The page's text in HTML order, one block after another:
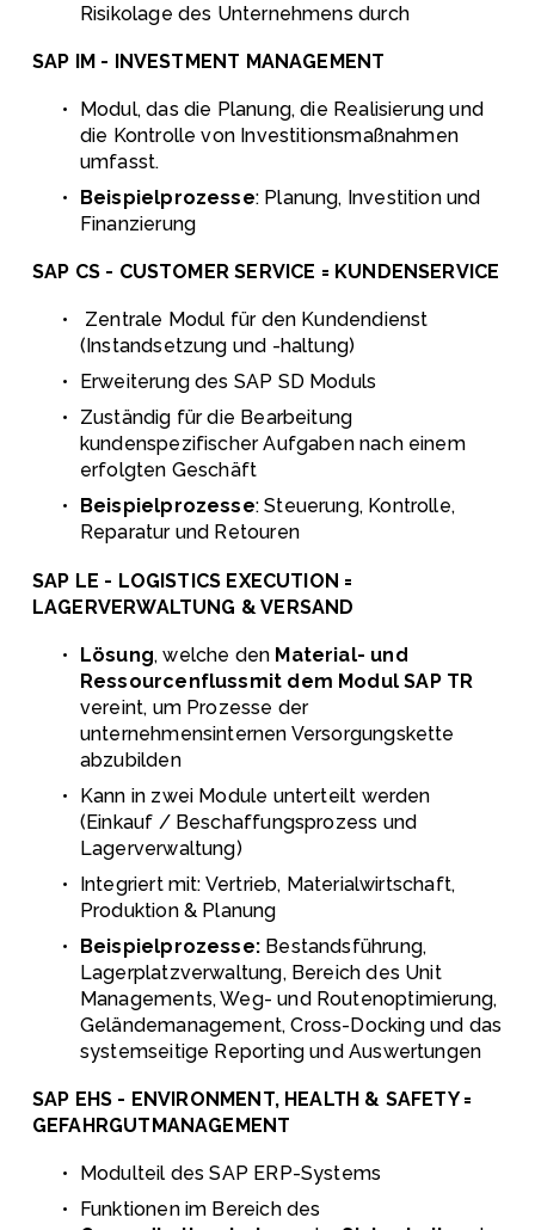
Risikolage des Unternehmens durch
SAP IM - INVESTMENT MANAGEMENT
Modul, das die Planung, die Realisierung und
die Kontrolle von Investitionsmaßnahmen
umfasst.
Beispielprozesse: Planung, Investition und
Finanzierung
SAP CS - CUSTOMER SERVICE = KUNDENSERVICE
Zentrale Modul für den Kundendienst
(Instandsetzung und -haltung)
Erweiterung des SAP SD Moduls
Zuständig für die Bearbeitung
kundenspezifischer Aufgaben nach einem
erfolgten Geschäft
Beispielprozesse: Steuerung, Kontrolle,
Reparatur und Retouren
SAP LE - LOGISTICS EXECUTION =
LAGERVERWALTUNG & VERSAND
Lösung, welche den Material- und
vereint, um Prozesse der
unternehmensinternen Versorgungskette
abzubilden
Kann in zwei Module unterteilt werden
(Einkauf / Beschaffungsprozess und
Lagerverwaltung)
Integriert mit: Vertrieb, Materialwirtschaft,
Produktion & Planung
Beispielprozesse: Bestandsführung,
Lagerplatzverwaltung, Bereich des Unit
Managements, Weg- und Routenoptimierung,
Geländemanagement, Cross-Docking und das
systemseitige Reporting und Auswertungen
SAP EHS - ENVIRONMENT, HEALTH & SAFETY =
GEFAHRGUTMANAGEMENT
Modulteil des SAP ERP-Systems